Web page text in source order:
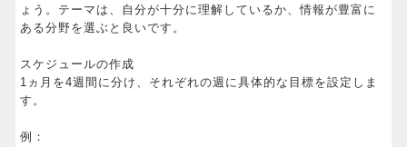
ょう。テーマは、自分が十分に理解しているか、情報が豊富に
ある分野を選ぶと良いです。
スケジュールの作成
1ヵ月を4週間に分け、それぞれの週に具体的な目標を設定しま
す。
例：